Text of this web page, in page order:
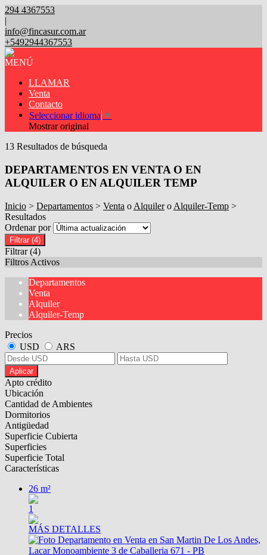
294 4367553
|
info@fincasur.com.ar
+5492944367553
MENÚ
LLAMAR
Venta
Contacto
Seleccionar idioma ▼
Mostrar original
13 Resultados de búsqueda
DEPARTAMENTOS EN VENTA O EN
ALQUILER O EN ALQUILER TEMP
Inicio > Departamentos > Venta o Alquilero Alquiler-Temp >
Resultados
Ordenar por
Filtrar (4)
Filtrar (4)
Filtros Activos
Departamentos
Venta
Alquiler
Alquiler-Temp
Precios
USD
ARS
Aplicar
Apto crédito
Ubicación
Cantidad de Ambientes
Dormitorios
Antigüedad
Superficie Cubierta
Superficies
Superficie Total
Características
26 m²
1
MÁS DETALLES